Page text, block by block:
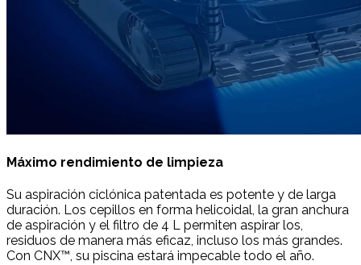
Máximo rendimiento de limpieza
Su aspiración ciclónica patentada es potente y de larga
duración. Los cepillos en forma helicoidal, la gran anchura
de aspiración y el filtro de 4 L permiten aspirar los,
residuos de manera más eficaz, incluso los más grandes.
Con CNX™, su piscina estará impecable todo el año.